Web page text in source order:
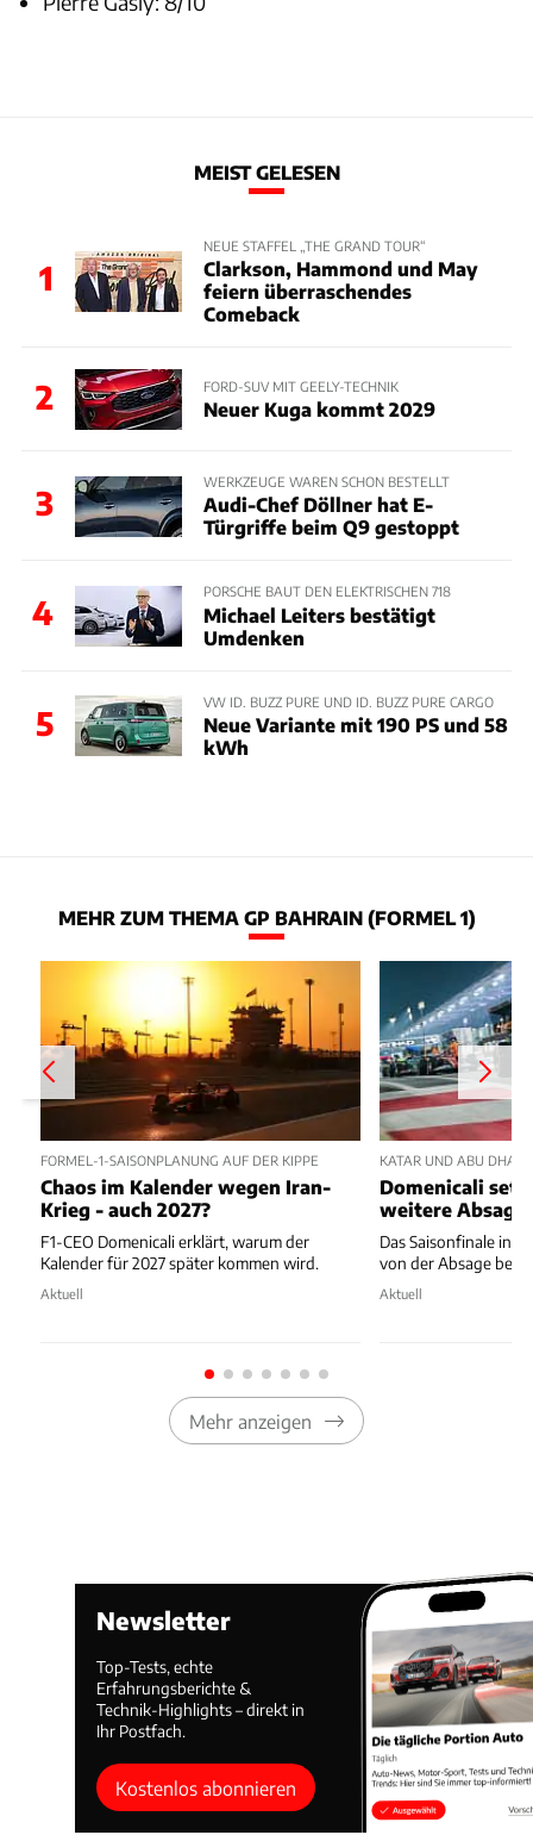
MEIST GELESEN
1
NEUE STAFFEL „THE GRAND TOUR“
Clarkson, Hammond und May
feiern überraschendes
Comeback
2 FORD-SUV MIT GEELY-TECHNIK
Neuer Kuga kommt 2029
3
WERKZEUGE WAREN SCHON BESTELLT
Audi-Chef Döllner hat E-
Türgriffe beim Q9 gestoppt
4
PORSCHE BAUT DEN ELEKTRISCHEN 718
Michael Leiters bestätigt
Umdenken
5
VW ID. BUZZ PURE UND ID. BUZZ PURE CARGO
Neue Variante mit 190 PS und 58
kWh
MEHR ZUM THEMA GP BAHRAIN (FORMEL 1)
FORMEL-1-SAISONPLANUNG AUF DER KIPPE
Chaos im Kalender wegen Iran-
Krieg - auch 2027?
F1-CEO Domenicali erklärt, warum der
Kalender für 2027 später kommen wird.
Aktuell
KATAR UND ABU DHABI
Domenicali
weitere
Das Saisonfinale in
von der Absage
Aktuell
Mehr anzeigen
Newsletter
Top-Tests, echte
Erfahrungsberichte &
Technik-Highlights – direkt in
Ihr Postfach.
Kostenlos abonnieren